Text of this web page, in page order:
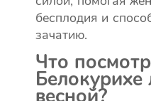
бесплодия и
зачатию.
Что
Белокурихе